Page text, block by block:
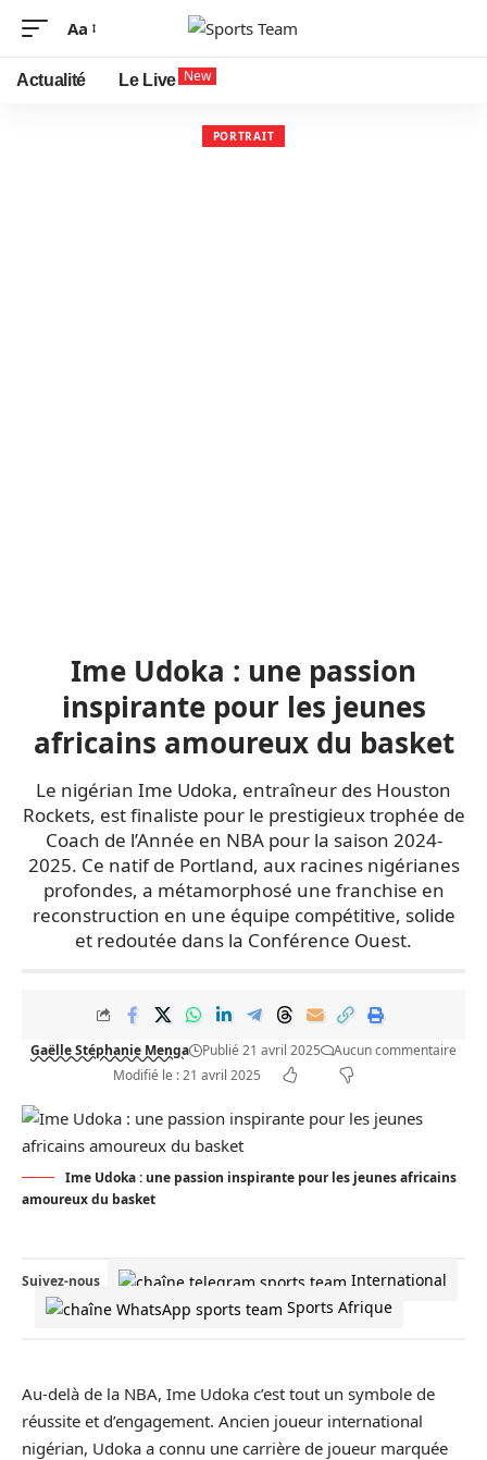
Aa
Actualité Le Live New
PORTRAIT
Ime Udoka : une passion
inspirante pour les jeunes
africains amoureux du basket
Le nigérian Ime Udoka, entraîneur des Houston
Rockets, est finaliste pour le prestigieux trophée de
Coach de l’Année en NBA pour la saison 2024-
2025. Ce natif de Portland, aux racines nigérianes
profondes, a métamorphosé une franchise en
reconstruction en une équipe compétitive, solide
et redoutée dans la Conférence Ouest.
Gaëlle Stéphanie Menga Publié 21 avril 2025
Aucun commentaire
Modifié le : 21 avril 2025
Ime Udoka : une passion inspirante pour les jeunes africains
amoureux du basket
Suivez-nous
International
Sports Afrique
Au-delà de la NBA, Ime Udoka c’est tout un symbole de
réussite et d’engagement. Ancien joueur international
nigérian, Udoka a connu une carrière de joueur marquée